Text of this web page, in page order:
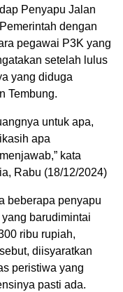
Penyapu Jalan
dengan
pegawai P3K yang
setelah lulus
yang diduga
Tembung.
untuk apa,
apa
kata
Rabu (18/12/2024)
beberapa penyapu
barudimintai
ribu rupiah,
diisyaratkan
peristiwa yang
pasti ada.